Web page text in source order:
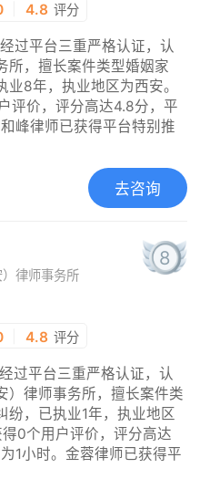
4.8 评分
过平台三重严格认证，认
所，擅长案件类型婚姻家
8年，执业地区为西安。
评价，评分高达4.8分，平
峰律师已获得平台特别推
去咨询
律师事务所
8
4.8 评分
过平台三重严格认证，认
）律师事务所，擅长案件类
纷，已执业1年，执业地区
0个用户评价，评分高达
1小时。金蓉律师已获得平